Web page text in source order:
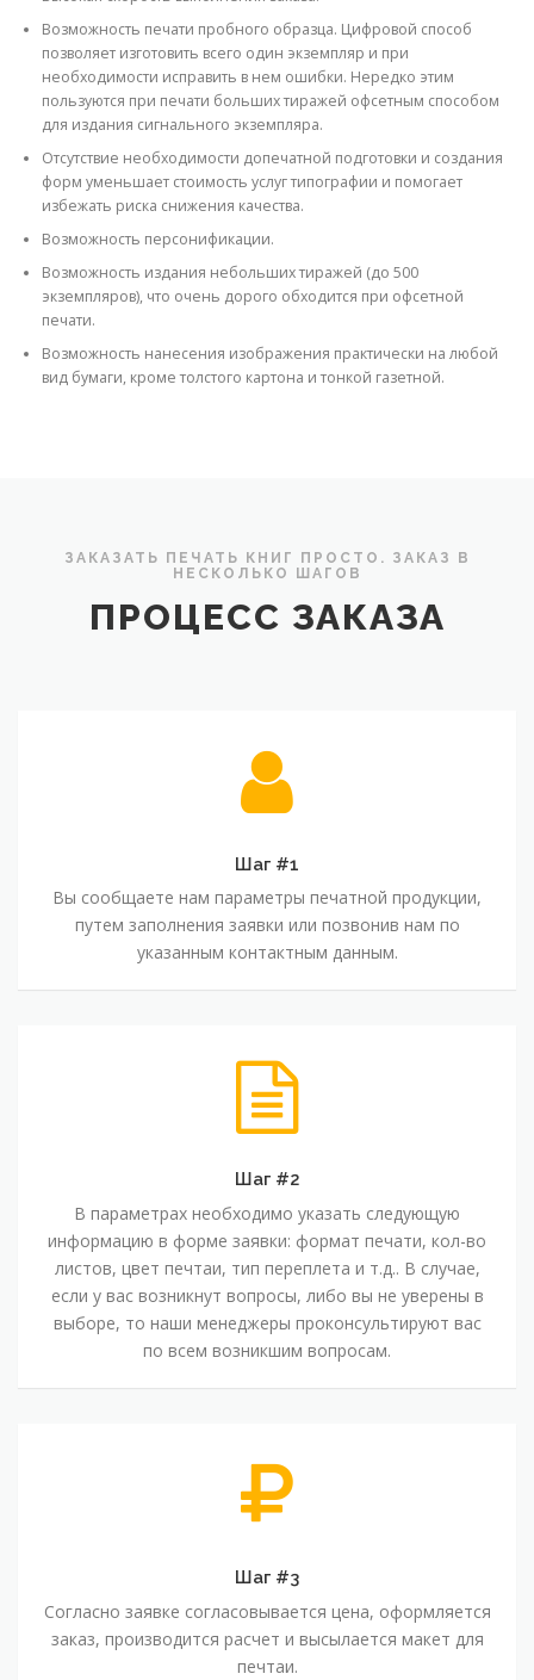
Возможность печати пробного образца. Цифровой способ
позволяет изготовить всего один экземпляр и при
необходимости исправить в нем ошибки. Нередко этим
пользуются при печати больших тиражей офсетным способом
для издания сигнального экземпляра.
Отсутствие необходимости допечатной подготовки и создания
форм уменьшает стоимость услуг типографии и помогает
избежать риска снижения качества.
Возможность персонификации.
Возможность издания небольших тиражей (до 500
экземпляров), что очень дорого обходится при офсетной
печати.
Возможность нанесения изображения практически на любой
вид бумаги, кроме толстого картона и тонкой газетной.
ЗАКАЗАТЬ ПЕЧАТЬ КНИГ ПРОСТО. ЗАКАЗ В
НЕСКОЛЬКО ШАГОВ
ПРОЦЕСС ЗАКАЗА
Шаг #1
Вы сообщаете нам параметры печатной продукции,
путем заполнения заявки или позвонив нам по
указанным контактным данным.
Шаг #2
В параметрах необходимо указать следующую
информацию в форме заявки: формат печати, кол-во
листов, цвет печтаи, тип переплета и т.д.. В случае,
если у вас возникнут вопросы, либо вы не уверены в
выборе, то наши менеджеры проконсультируют вас
по всем возникшим вопросам.
Шаг #3
Согласно заявке согласовывается цена, оформляется
заказ, производится расчет и высылается макет для
печтаи.